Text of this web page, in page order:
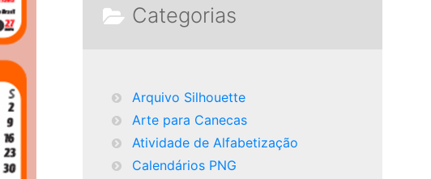
Categorias
Arquivo Silhouette
Arte para Canecas
Atividade de Alfabetização
Calendários PNG